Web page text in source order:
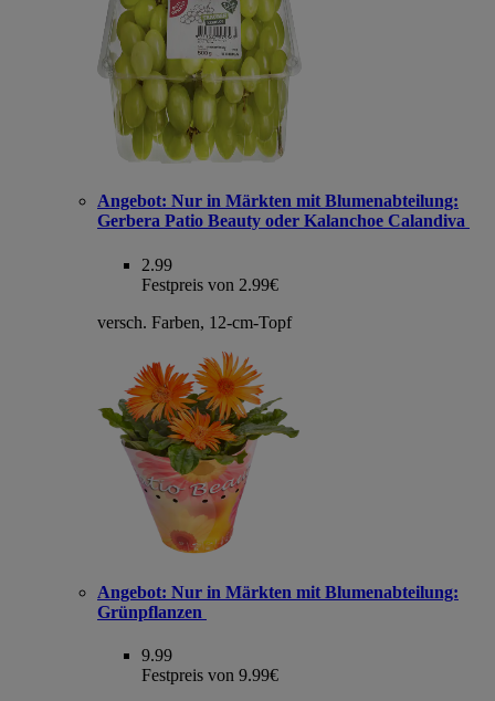
Angebot: Nur in Märkten mit Blumenabteilung:
Gerbera Patio Beauty oder Kalanchoe Calandiva
2.99
Festpreis von 2.99€
versch. Farben, 12-cm-Topf
Angebot: Nur in Märkten mit Blumenabteilung:
Grünpflanzen
9.99
Festpreis von 9.99€